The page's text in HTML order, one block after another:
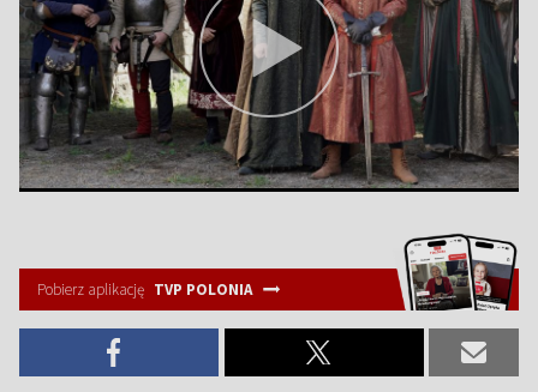
Pobierz aplikację TVP POLONIA